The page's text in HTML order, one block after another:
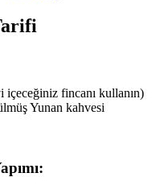
fincanı kullanın)
Yunan kahvesi